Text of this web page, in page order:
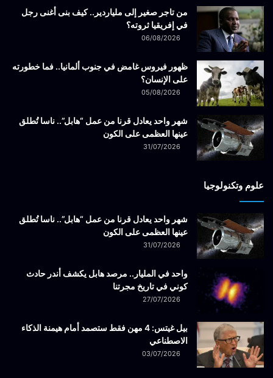
من تاجر صغير إلى ملياردير.. كيف بنى أغنى رجل
في إفريقيا ثروته؟
06/08/2026
ظهور فيروس غامض في جنوب ألمانيا.. فما خطورته
على الإنسان؟
05/08/2026
شهر واحد يعادل قرنا من عمل “هابل”.. ناسا تُطلق
عينها العظمى على الكون
31/07/2026
علوم وتكنولوجيا
شهر واحد يعادل قرنا من عمل “هابل”.. ناسا تُطلق
عينها العظمى على الكون
31/07/2026
واحد في المليار.. مرصد هابل يكشف أندر حادث
كوني في تاريخ مجرتنا
27/07/2026
بيل غيتس: 4 مهن فقط ستصمد أمام هيمنة الذكاء
الاصطناعي
03/07/2026